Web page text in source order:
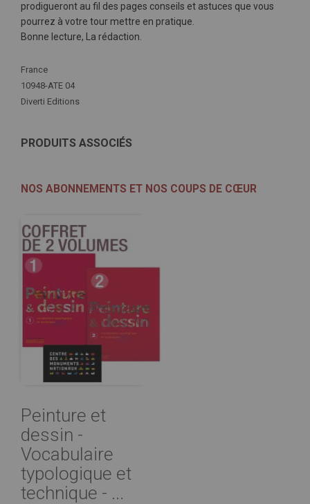
prodigueront au fil des pages conseils et astuces que vous
pourrez à votre tour mettre en pratique.
Bonne lecture, La rédaction.
Plus
d'infos
France
10948-ATE 04
Diverti Editions
PRODUITS ASSOCIÉS
NOS ABONNEMENTS ET NOS COUPS DE CŒUR
Peinture et
dessin -
Vocabulaire
typologique et
technique - ...